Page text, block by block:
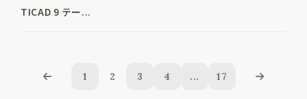
TICAD 9 テー...
1 2 3 4 ... 17